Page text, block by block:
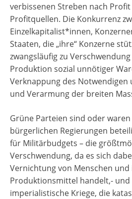
verbissenen Streben nach
Profitquellen. Die Konkurrenz
Einzelkapitalist*innen,
Staaten, die „ihre“ Konzerne
zwangsläufig zu
Produktion sozial unnötiger
Verknappung des Notwendigen
und Verarmung der breiten
Grüne Parteien sind oder
bürgerlichen Regierungen
für Militärbudgets – die
Verschwendung, da es sich
Vernichtung von Menschen
Produktionsmittel handelt,-
imperialistische Kriege, die